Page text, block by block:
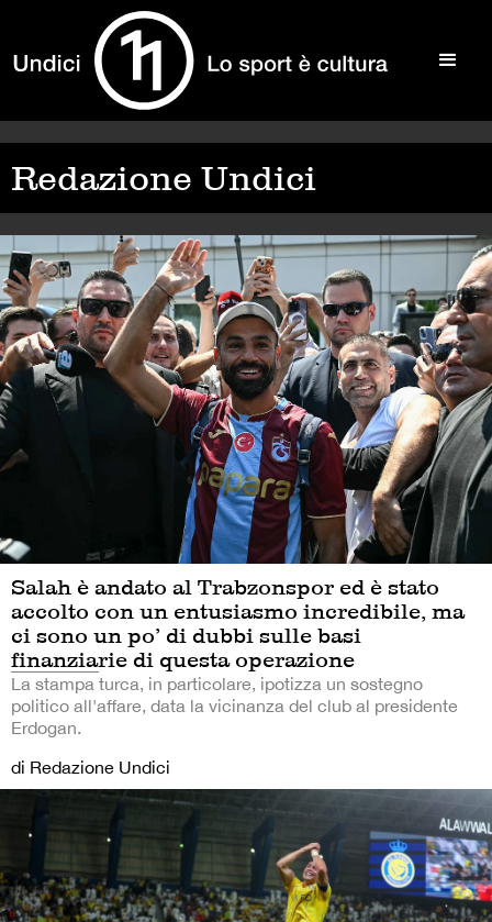
Redazione Undici
Salah è andato al Trabzonspor ed è stato
accolto con un entusiasmo incredibile, ma
ci sono un po’ di dubbi sulle basi
finanziarie di questa operazione
La stampa turca, in particolare, ipotizza un sostegno
politico all'affare, data la vicinanza del club al presidente
Erdogan.
di Redazione Undici